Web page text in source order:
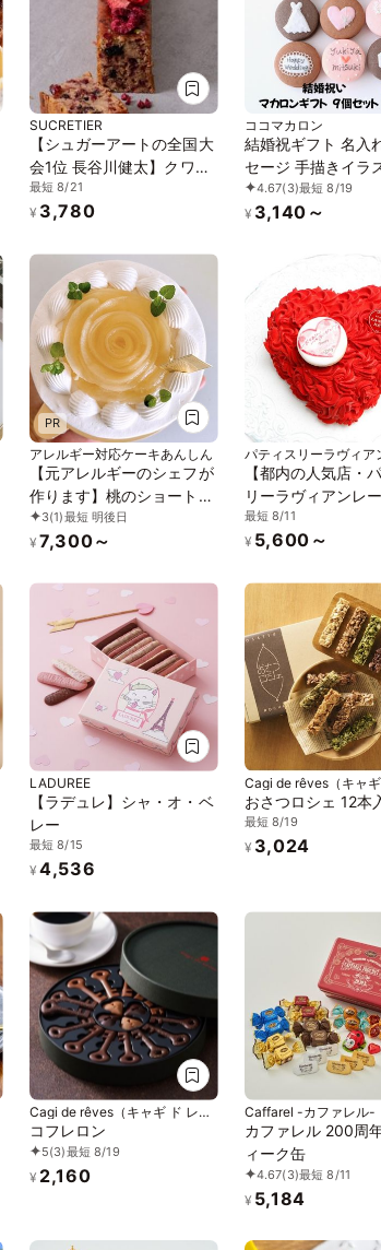
SUCRETIER
【シュガーアートの全国大
会1位 長谷川健太】クワト
ロ・ベリーローズ・ケーク
最短 8/21
¥ 3,780
ココマカロン
結婚祝ギフト 名入
セージ 手描きイラ
りマカロン 9個入り
4.67(3)最短 8/19
¥ 3,140～
PR
アレルギー対応ケーキあんしん
【元アレルギーのシェフが
作ります】桃のショートケ
ーキ4号（12cm）アレルギ
ー対応ケーキ／ヴィーガン
3(1)最短 明後日
¥ 7,300～
パティスリーラヴィア
【都内の人気店・
リーラヴィアンレ
ートのレッドローズ
ケーキ4号
最短 8/11
¥ 5,600～
LADUREE
【ラデュレ】シャ・オ・ベ
レー
最短 8/15
¥ 4,536
Cagi de rêves（キャギ
ブ）
おさつロシェ 12本
最短 8/19
¥ 3,024
Cagi de rêves（キャギ ド レー
ブ）
コフレロン
5(3)最短 8/19
¥ 2,160
Caffarel -カファレル-
カファレル 200周
ィーク缶
4.67(3)最短 8/11
¥ 5,184